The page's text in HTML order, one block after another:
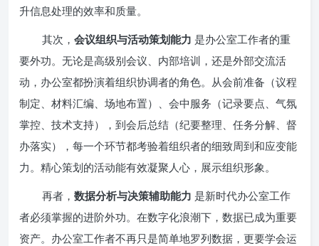
升信息处理的效率和质量。
其次， 会议组织与活动策划能力 是办公室工作者的重
要外功。无论是高级别会议、内部培训，还是外部交流活
动，办公室都扮演着组织协调者的角色。从会前准备（议程
制定、材料汇编、场地布置）、会中服务（记录要点、气氛
掌控、技术支持），到会后总结（纪要整理、任务分解、督
办落实），每一个环节都考验着组织者的细致周到和应变能
力。精心策划的活动能有效凝聚人心，展示组织形象。
再者， 数据分析与决策辅助能力 是新时代办公室工作
者必须掌握的进阶外功。在数字化浪潮下，数据已成为重要
资产。办公室工作者不再只是简单地罗列数据，更要学会运